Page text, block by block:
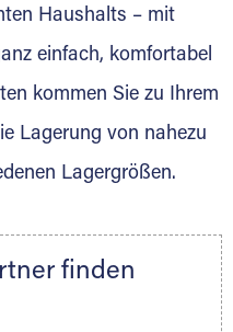
404
Haushalts – mit
einfach, komfortabel
kommen Sie zu Ihrem
Lagerung von nahezu
Lagergrößen.
finden